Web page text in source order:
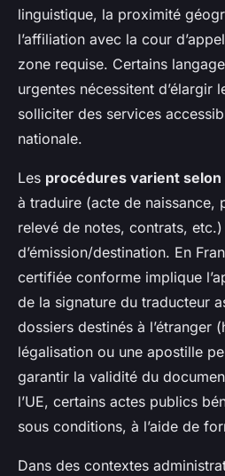
linguistique, la proximité
l’affiliation avec la cour
zone requise. Certains
urgentes nécessitent d’élargir
solliciter des services
nationale.
Les procédures varient
à traduire (acte de naissance,
relevé de notes, contrats,
d’émission/destination. En
certifiée conforme implique
de la signature du traducteur
dossiers destinés à l’étranger
légalisation ou une apostille
garantir la validité du
l’UE, certains actes publics
sous conditions, à l’aide de
Dans des contextes